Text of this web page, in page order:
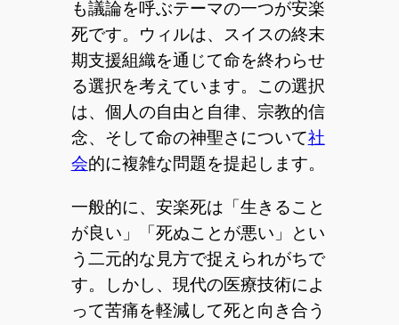
も議論を呼ぶテーマの一つが安楽
死です。ウィルは、スイスの終末
期支援組織を通じて命を終わらせ
る選択を考えています。この選択
は、個人の自由と自律、宗教的信
念、そして命の神聖さについて社
会的に複雑な問題を提起します。
一般的に、安楽死は「生きること
が良い」「死ぬことが悪い」とい
う二元的な見方で捉えられがちで
す。しかし、現代の医療技術によ
って苦痛を軽減して死と向き合う